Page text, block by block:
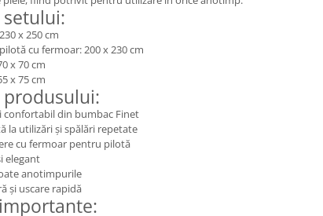
x 250 cm
cu fermoar: 200 x 230 cm
x 70 cm
x 75 cm
confortabil din bumbac Finet
la utilizări și spălări repetate
cu fermoar pentru pilotă
elegant
anotimpurile
și uscare rapidă